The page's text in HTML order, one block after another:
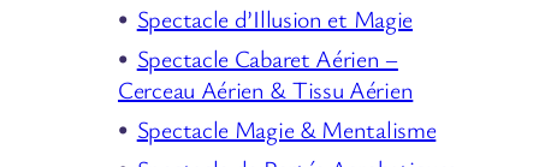
Spectacle d’Illusion et Magie
Spectacle Cabaret Aérien –
Cerceau Aérien & Tissu Aérien
Spectacle Magie & Mentalisme